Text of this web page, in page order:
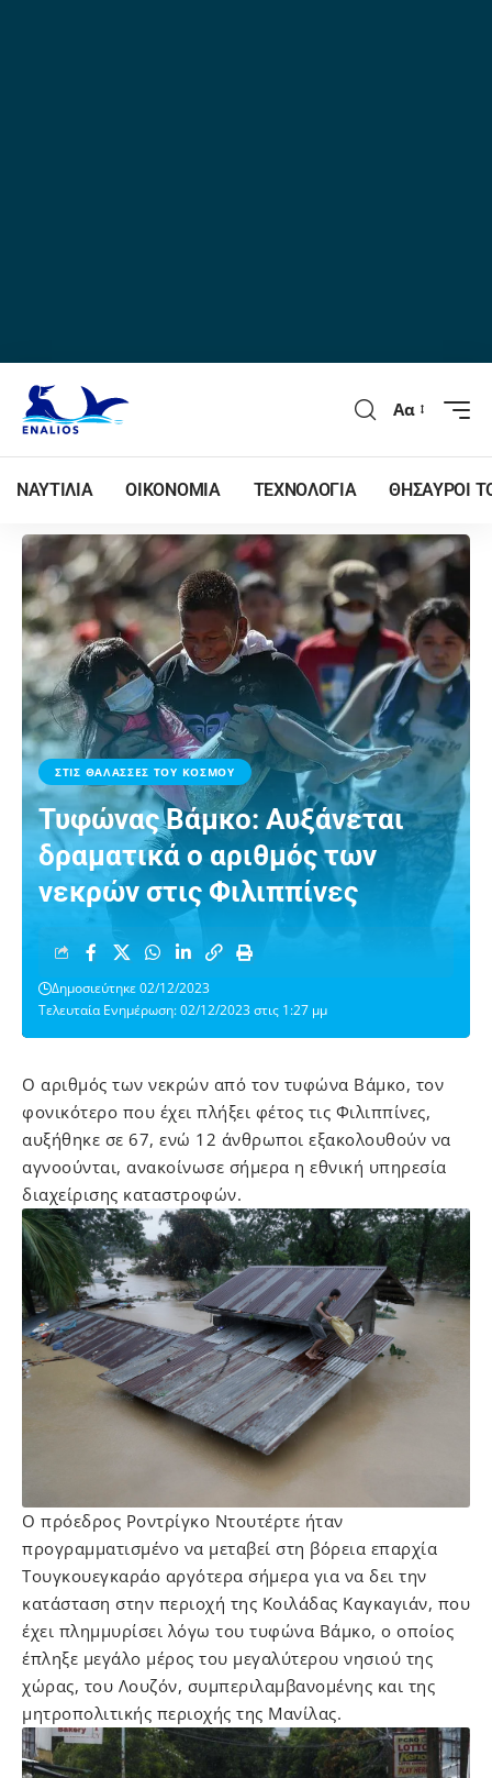
Αα
ΝΑΥΤΙΛΙΑ ΟΙΚΟΝΟΜΙΑ ΤΕΧΝΟΛΟΓΙΑ ΘΗΣΑΥΡΟΙ
ΣΤΙΣ ΘΑΛΑΣΣΕΣ ΤΟΥ ΚΟΣΜΟΥ
Τυφώνας Βάμκο: Αυξάνεται
δραματικά ο αριθμός των
νεκρών στις Φιλιππίνες
Τελευταία Ενημέρωση: 02/12/2023 στις 1:27 μμ
Δημοσιεύτηκε 02/12/2023
Ο αριθμός των νεκρών από τον τυφώνα Βάμκο, τον
φονικότερο που έχει πλήξει φέτος τις Φιλιππίνες,
αυξήθηκε σε 67, ενώ 12 άνθρωποι εξακολουθούν να
αγνοούνται, ανακοίνωσε σήμερα η εθνική υπηρεσία
διαχείρισης καταστροφών.
Ο πρόεδρος Ροντρίγκο Ντουτέρτε ήταν
προγραμματισμένο να μεταβεί στη βόρεια επαρχία
Τουγκουεγκαράο αργότερα σήμερα για να δει την
κατάσταση στην περιοχή της Κοιλάδας Καγκαγιάν, που
έχει πλημμυρίσει λόγω του τυφώνα Βάμκο, ο οποίος
έπληξε μεγάλο μέρος του μεγαλύτερου νησιού της
χώρας, του Λουζόν, συμπεριλαμβανομένης και της
μητροπολιτικής περιοχής της Μανίλας.